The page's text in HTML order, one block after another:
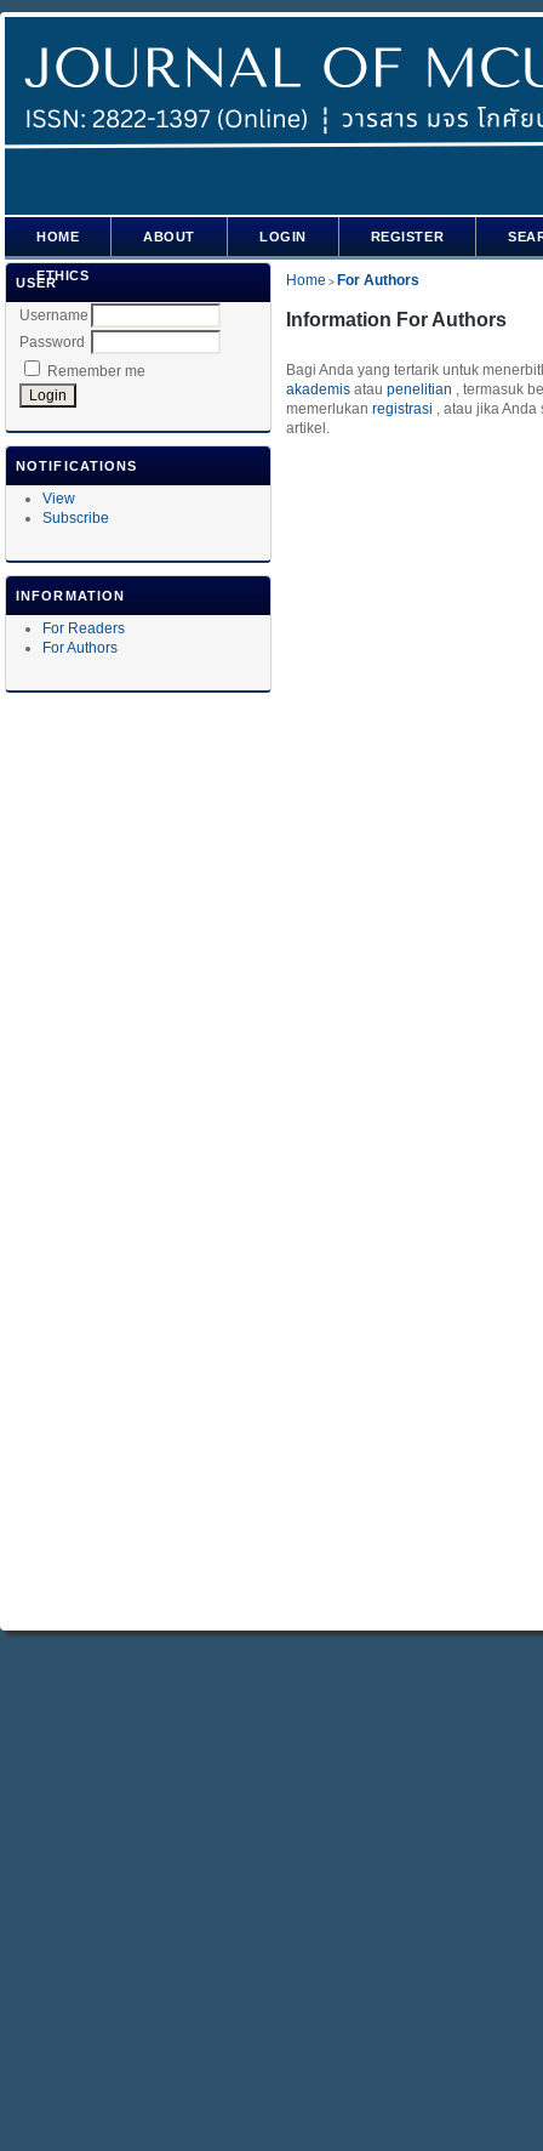
USER
Username
Password
Remember me
NOTIFICATIONS
View
Subscribe
INFORMATION
For Readers
For Authors
HOME ABOUT LOGIN REGISTER
ETHICS Home > For Authors
Information For Authors
Bagi Anda yang tertarik untuk
akademis atau penelitian , termasuk
memerlukan registrasi , atau jika
artikel.